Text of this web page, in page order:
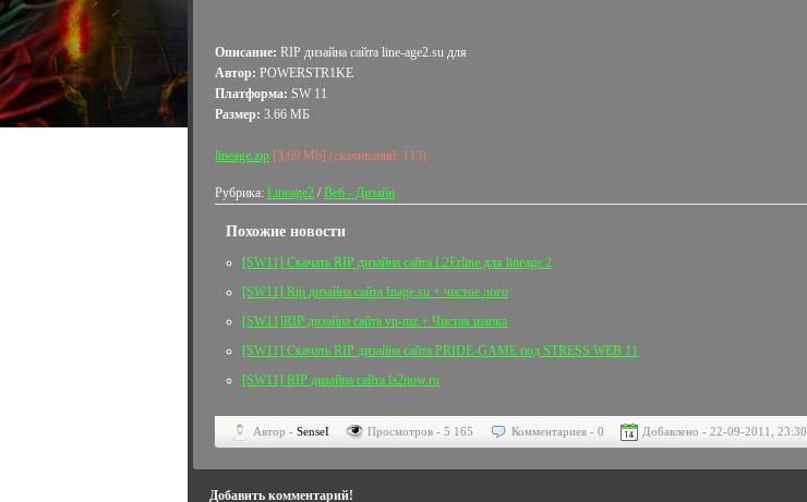
Описание: RIP дизайна сайта line-age2.su для
Автор: POWERSTR1KE
Платформа: SW 11
Размер: 3.66 МБ
lineage.zip [3,69 Mb] (cкачиваний: 113)
Рубрика: Lineage2 / Веб - Дизайн
Похожие новости
[SW11] Скачать RIP дизайна сайта L2Erline для lineage 2
[SW11] Rip дизайна сайта Inage.su + чистое лого
[SW11]RIP дизайна сайта vn-mz + Чистая шапка
[SW11] Скачать RIP дизайна сайта PRIDE-GAME под STRESS WEB 11
[SW11] RIP дизайна сайта la2now.ru
Автор - SenseI Просмотров - 5 165 Комментариев - 0 Добавлено - 22-09-2011, 23:30
Добавить комментарий!